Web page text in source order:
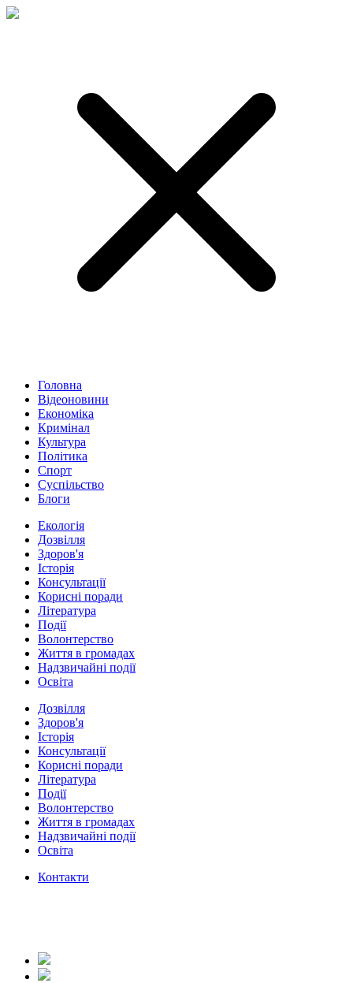
Головна
Відеоновини
Економіка
Кримінал
Культура
Політика
Спорт
Суспільство
Блоги
Екологія
Дозвілля
Здоров'я
Історія
Консультації
Корисні поради
Література
Події
Волонтерство
Життя в громадах
Надзвичайні події
Освіта
Дозвілля
Здоров'я
Історія
Консультації
Корисні поради
Література
Події
Волонтерство
Життя в громадах
Надзвичайні події
Освіта
Контакти